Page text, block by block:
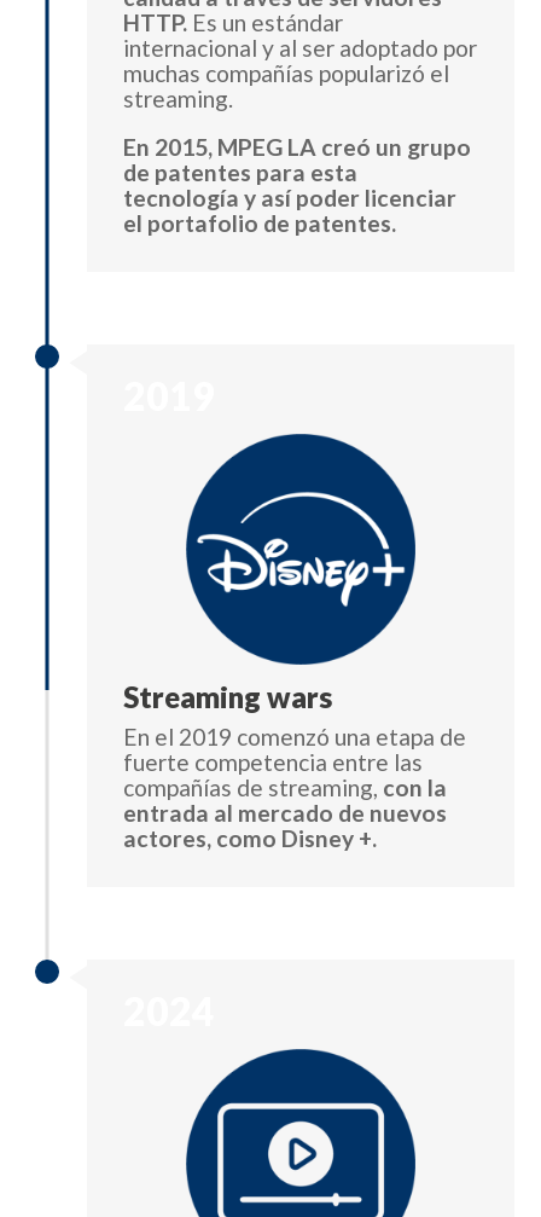
HTTP. Es un estándar
internacional y al ser adoptado por
muchas compañías popularizó el
streaming.
En 2015, MPEG LA creó un grupo
de patentes para esta
tecnología y así poder licenciar
el portafolio de patentes.
Streaming wars
En el 2019 comenzó una etapa de
fuerte competencia entre las
compañías de streaming, con la
entrada al mercado de nuevos
actores, como Disney +.